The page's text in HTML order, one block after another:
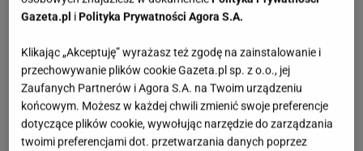
Gazeta.pl iPolityka Prywatności Agora S.A.
Klikając „Akceptuję” wyrażasz też zgodę na zainstalowanie i
przechowywanie plików cookie Gazeta.pl sp. z o.o., jej
Zaufanych Partnerów i Agora S.A. na Twoim urządzeniu
końcowym. Możesz w każdej chwili zmienić swoje preferencje
dotyczące plików cookie, wywołując narzędzie do zarządzania
twoimi preferencjami dot. przetwarzania danych poprzez